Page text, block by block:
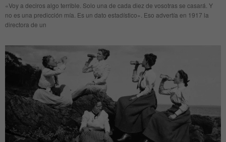
«Voy a deciros algo terrible. Solo una de cada diez de vosotras se casará. Y
no es una predicción mía. Es un dato estadístico». Eso advertía en 1917 la
directora de un